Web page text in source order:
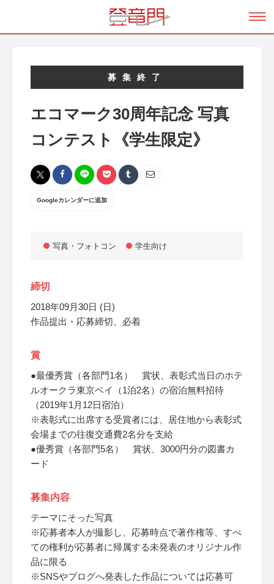
募集終了
エコマーク30周年記念 写真
コンテスト《学生限定》
Googleカレンダーに追加
写真・フォトコン 学生向け
締切
2018年09月30日 (日)
作品提出・応募締切、必着
賞
●最優秀賞（各部門1名） 賞状、表彰式当日のホテ
ルオークラ東京ベイ（1泊2名）の宿泊無料招待
（2019年1月12日宿泊）
※表彰式に出席する受賞者には、居住地から表彰式
会場までの往復交通費2名分を支給
●優秀賞（各部門5名） 賞状、3000円分の図書カ
ード
募集内容
テーマにそった写真
※応募者本人が撮影し、応募時点で著作権等、すべ
ての権利が応募者に帰属する未発表のオリジナル作
品に限る
※SNSやブログへ発表した作品については応募可